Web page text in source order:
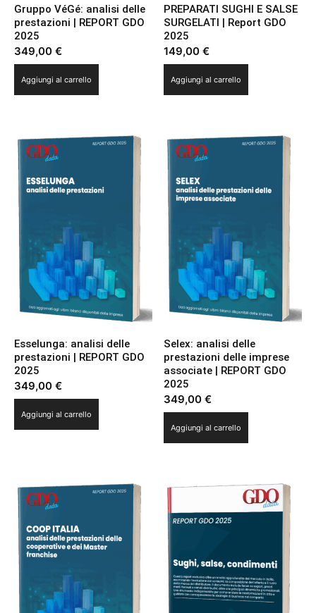
Gruppo VéGé: analisi delle
prestazioni | REPORT GDO
2025
349,00 €
Aggiungi al carrello
PREPARATI SUGHI E SALSE
SURGELATI | Report GDO
2025
149,00€
Aggiungi al carrello
Esselunga: analisi delle
prestazioni | REPORT GDO
2025
349,00 €
Aggiungi al carrello
Selex: analisi delle
prestazioni delle imprese
associate | REPORT GDO
2025
349,00€
Aggiungi al carrello